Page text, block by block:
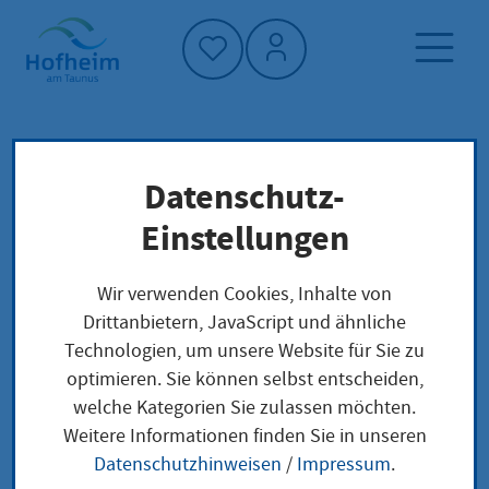
Startseite"
Dienstleistung-Finder
Verwaltungsstruktur
Stadtmuseum
Stadtmuseum
Anschrift
Datenschutz-
Einstellungen
Wir verwenden Cookies, Inhalte von
Drittanbietern, JavaScript und ähnliche
Technologien, um unsere Website für Sie zu
optimieren. Sie können selbst entscheiden,
welche Kategorien Sie zulassen möchten.
Weitere Informationen finden Sie in unseren
Datenschutzhinweisen / Impressum.